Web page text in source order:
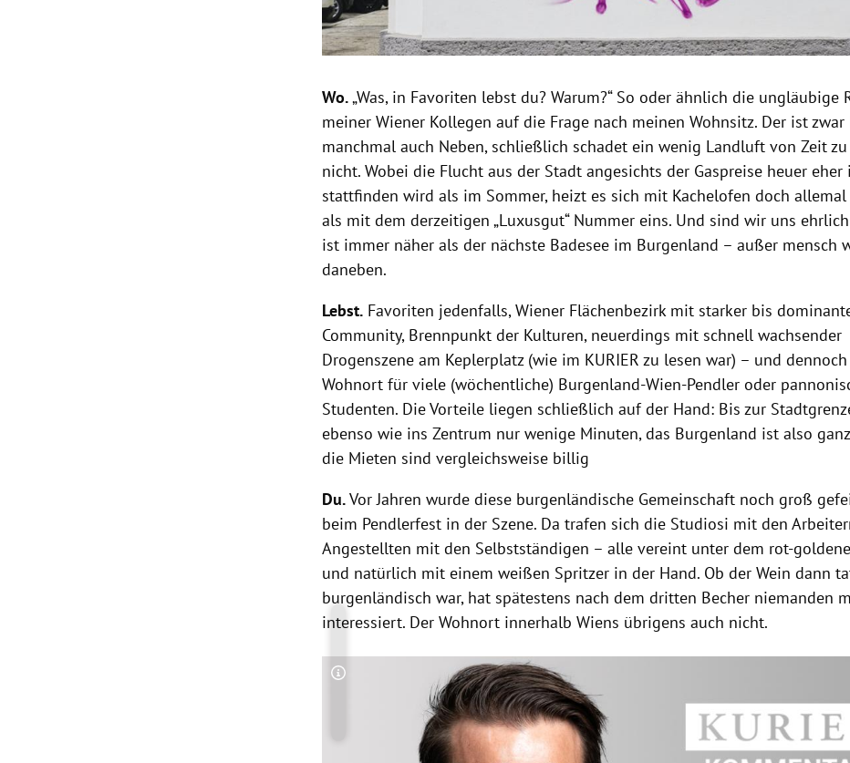
Wo.„Was, in Favoriten lebst du? Warum?“ So oder ähnlich die ungläubige
meiner Wiener Kollegen auf die Frage nach meinen Wohnsitz. Der ist zwar
manchmal auch Neben, schließlich schadet ein wenig Landluft von Zeit
nicht. Wobei die Flucht aus der Stadt angesichts der Gaspreise heuer
stattfinden wird als im Sommer, heizt es sich mit Kachelofen doch
als mit dem derzeitigen „Luxusgut“ Nummer eins. Und sind wir uns
ist immer näher als der nächste Badesee im Burgenland – außer mensch
daneben.
Lebst. Favoriten jedenfalls, Wiener Flächenbezirk mit starker bis
Community, Brennpunkt der Kulturen, neuerdings mit schnell wachsender
Drogenszene am Keplerplatz (wie im KURIER zu lesen war) – und
Wohnort für viele (wöchentliche) Burgenland-Wien-Pendler oder
Studenten. Die Vorteile liegen schließlich auf der Hand: Bis zur
ebenso wie ins Zentrum nur wenige Minuten, das Burgenland ist also
die Mieten sind vergleichsweise billig
Du.Vor Jahren wurde diese burgenländische Gemeinschaft noch groß
beim Pendlerfest in der Szene. Da trafen sich die Studiosi mit den
Angestellten mit den Selbstständigen – alle vereint unter dem rot-
und natürlich mit einem weißen Spritzer in der Hand. Ob der Wein dann
burgenländisch war, hat spätestens nach dem dritten Becher niemanden
interessiert. Der Wohnort innerhalb Wiens übrigens auch nicht.
Copyright-Hinweis öffnen/schließen